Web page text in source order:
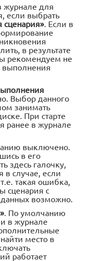
журнале для
если выбрать
. Если в
в результате
рекомендуем не
выполнения
Выбор данного
занимать
При старте
ранее в журнале
выключено.
в его
здесь галочку,
в случае, если
такая ошибка,
сценария с
возможно.
. По умолчанию
в журнале
место в
работает